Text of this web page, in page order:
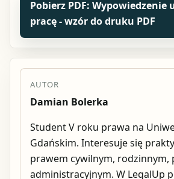
Pobierz PDF: Wypowiedzenie
pracę - wzór do druku PDF
AUTOR
Damian Bolerka
Student V roku prawa na
Gdańskim. Interesuje się
prawem cywilnym, rodzinnym,
administracyjnym. W LegalUp